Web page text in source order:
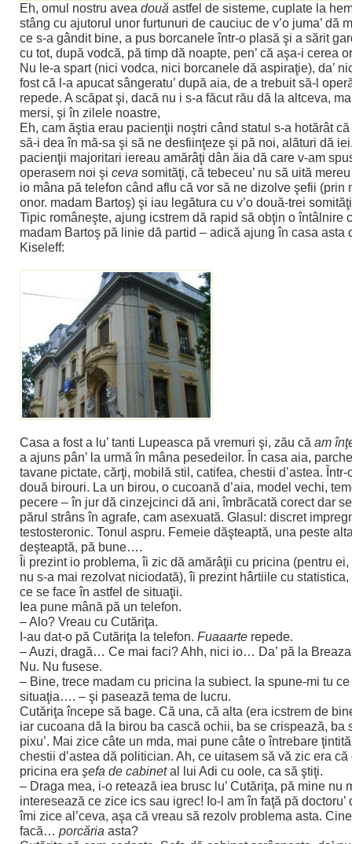
Eh, omul nostru avea două astfel de sisteme, cuplate la
stâng cu ajutorul unor furtunuri de cauciuc de v’o juma’ dă
ce s-a gândit bine, a pus borcanele într-o plasă şi a sărit
cu tot, după vodcă, pă timp dă noapte, pen’ că aşa-i cerea
Nu le-a spart (nici vodca, nici borcanele dă aspiraţie), da’
fost că l-a apucat sângeratu’ după aia, de a trebuit să-l
repede. A scăpat şi, dacă nu i s-a făcut rău dă la altceva,
mersi, şi în zilele noastre,
Eh, cam ăştia erau pacienţii noştri când statul s-a hotărât
să-i dea în mă-sa şi să ne desfiinţeze şi pă noi, alături dă
pacienţii majoritari iereau amărâţi dân ăia dă care v-am
operasem noi şi ceva somităţi, că tebeceu’ nu să uită
io mâna pă telefon când aflu că vor să ne dizolve şefii (prin
onor. madam Bartoş) şi iau legătura cu v’o două-trei
Tipic româneşte, ajung icstrem dă rapid să obţin o întâlnire
madam Bartoş pă linie dă partid – adică ajung în casa asta
Kiseleff:
Casa a fost a lu’ tanti Lupeasca pă vremuri şi, zău că am
a ajuns pân’ la urmă în mâna pesedeilor. În casa aia,
tavane pictate, cărţi, mobilă stil, catifea, chestii d’astea.
două birouri. La un birou, o cucoană d’aia, model vechi,
pecere – în jur dă cinzejcinci dă ani, îmbrăcată corect dar
părul strâns în agrafe, cam asexuată. Glasul: discret
testosteronic. Tonul aspru. Femeie dăşteaptă, una peste
deşteaptă, pă bune….
Îi prezint io problema, îi zic dă amărâţii cu pricina (pentru
nu s-a mai rezolvat niciodată), îi prezint hârtiile cu statistica,
ce se face în astfel de situaţii.
Iea pune mână pă un telefon.
– Alo? Vreau cu Cutăriţa.
I-au dat-o pă Cutăriţa la telefon. Fuaaarte repede.
– Auzi, dragă… Ce mai faci? Ahh, nici io… Da’ pă la
Nu. Nu fusese.
– Bine, trece madam cu pricina la subiect. Ia spune-mi tu
situaţia…. – şi pasează tema de lucru.
Cutăriţa începe să bage. Că una, că alta (era icstrem de
iar cucoana dă la birou ba cască ochii, ba se crispează, ba
pixu’. Mai zice câte un mda, mai pune câte o întrebare
chestii d’astea dă politician. Ah, ce uitasem să vă zic era
pricina era şefa de cabinetal lui Adi cu oole, ca să ştiţi.
– Draga mea, i-o retează iea brusc lu’ Cutăriţa, pă mine nu
interesează ce zice ics sau igrec! Io-l am în faţă pă doctoru’
îmi zice al’ceva, aşa că vreau să rezolv problema asta.
facă… porcăria asta?